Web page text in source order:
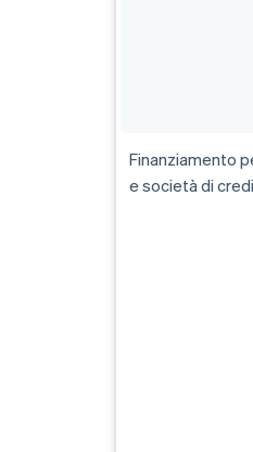
Finanziamento
e società di